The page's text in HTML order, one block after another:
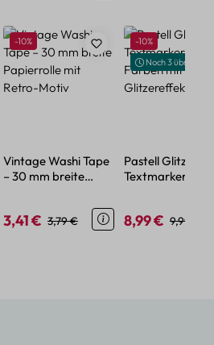
Rabatt
-10%
Vintage Washi Tape
– 30 mm breite
Verkaufspreis:
3,41 € Regulärer Preis:
3,79 €
Rabatt
-10%
Noch 3 übrig
Pastell Glitzer
Textmarker – 4
Verkaufspreis:
8,99 € 9,99 €